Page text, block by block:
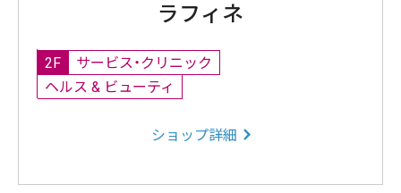
ラフィネ
2F
サービス・クリニック
ヘルス & ビューティ
ショップ詳細